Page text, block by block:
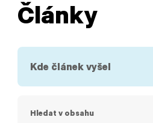
Články
Kde článek vyšel
Hledat v obsahu